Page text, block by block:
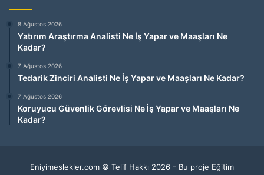
8 Ağustos 2026
Yatırım Araştırma Analisti Ne İş Yapar ve Maaşları Ne
Kadar?
7 Ağustos 2026
Tedarik Zinciri Analisti Ne İş Yapar ve Maaşları Ne Kadar?
7 Ağustos 2026
Koruyucu Güvenlik Görevlisi Ne İş Yapar ve Maaşları Ne
Kadar?
Eniyimeslekler.com © Telif Hakkı 2026 - Bu proje Eğitim